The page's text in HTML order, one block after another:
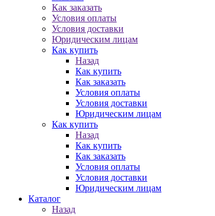
Как заказать
Условия оплаты
Условия доставки
Юридическим лицам
Как купить
Назад
Как купить
Как заказать
Условия оплаты
Условия доставки
Юридическим лицам
Как купить
Назад
Как купить
Как заказать
Условия оплаты
Условия доставки
Юридическим лицам
Каталог
Назад